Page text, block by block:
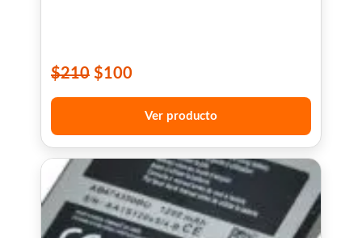
$210 $100
Ver producto